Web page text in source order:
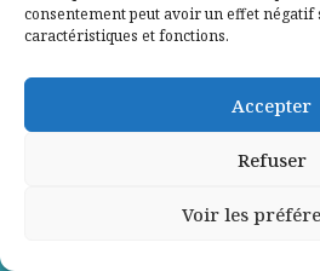
consentement peut avoir un effet négatif
caractéristiques et fonctions.
Accepter
Refuser
Voir les
Sydney Chouraqui, Résistant,